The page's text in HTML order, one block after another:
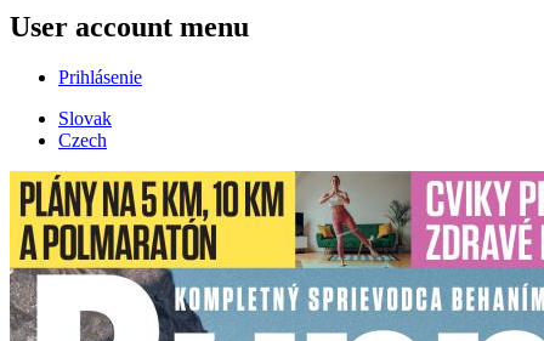
User account menu
Prihlásenie
Slovak
Czech